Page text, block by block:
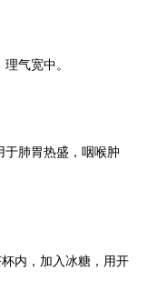
气宽中。
肺胃热盛，咽喉肿
内，加入冰糖，用开